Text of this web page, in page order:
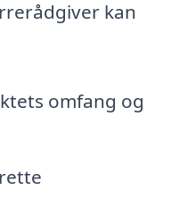
kan
omfang og